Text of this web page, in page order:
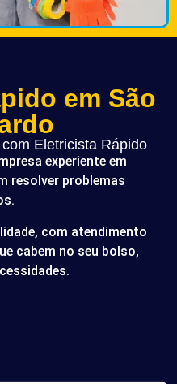
em São
Eletricista Rápido
experiente em
resolver problemas
com atendimento
cabem no seu bolso,